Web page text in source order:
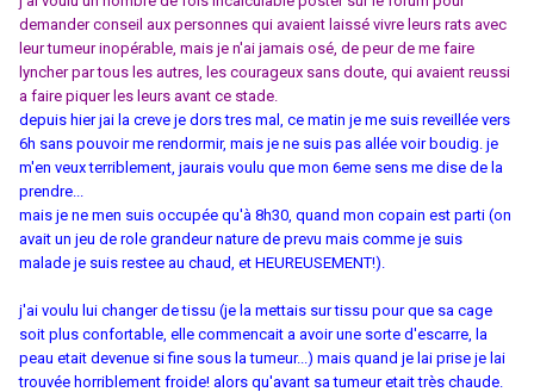
demander conseil aux personnes qui avaient laissé vivre leurs rats avec
leur tumeur inopérable, mais je n'ai jamais osé, de peur de me faire
lyncher par tous les autres, les courageux sans doute, qui avaient reussi
a faire piquer les leurs avant ce stade.
depuis hier jai la creve je dors tres mal, ce matin je me suis reveillée vers
6h sans pouvoir me rendormir, mais je ne suis pas allée voir boudig. je
m'en veux terriblement, jaurais voulu que mon 6eme sens me dise de la
prendre...
mais je ne men suis occupée qu'à 8h30, quand mon copain est parti (on
avait un jeu de role grandeur nature de prevu mais comme je suis
malade je suis restee au chaud, et HEUREUSEMENT!).
j'ai voulu lui changer de tissu (je la mettais sur tissu pour que sa cage
soit plus confortable, elle commencait a avoir une sorte d'escarre, la
peau etait devenue si fine sous la tumeur...) mais quand je lai prise je lai
trouvée horriblement froide! alors qu'avant sa tumeur etait très chaude.